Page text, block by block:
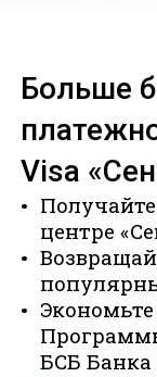
Больше
Visa
центре
Экономьте
БСБ Банка